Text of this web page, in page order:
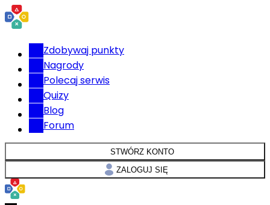
Zdobywaj punkty
Nagrody
Polecaj serwis
Quizy
Blog
Forum
STWÓRZ KONTO
ZALOGUJ SIĘ